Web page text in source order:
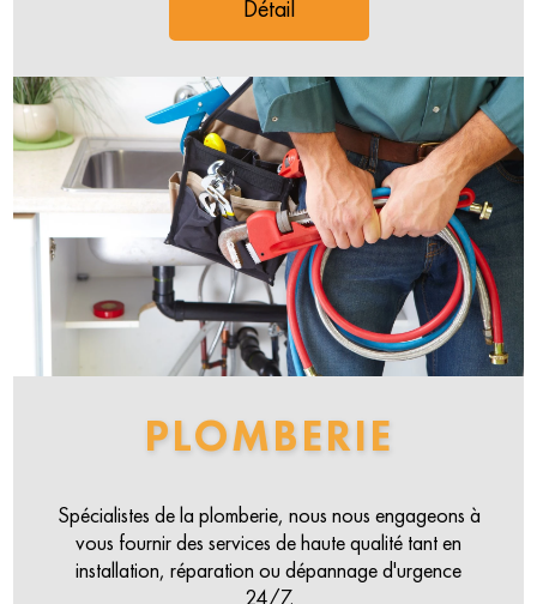
Détail
PLOMBERIE
Spécialistes de la plomberie, nous nous engageons à
vous fournir des services de haute qualité tant en
installation, réparation ou dépannage d'urgence
24/7.